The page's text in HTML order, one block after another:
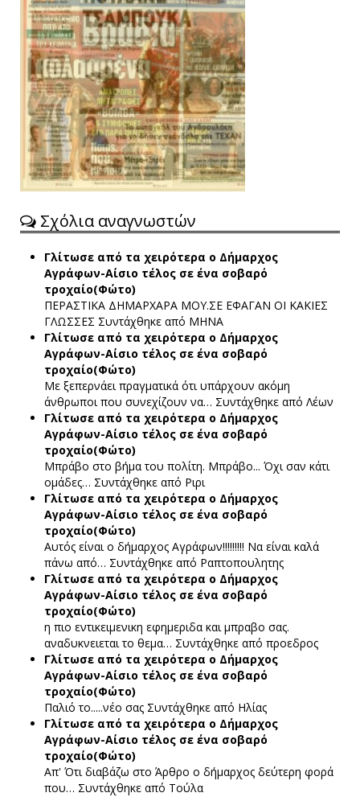
Σχόλια αναγνωστών
Γλίτωσε από τα χειρότερα ο Δήμαρχος
Αγράφων-Αίσιο τέλος σε ένα σοβαρό
τροχαίο(Φώτο)
ΠΕΡΑΣΤΙΚΑ ΔΗΜΑΡΧΑΡΑ ΜΟΥ.ΣΕ ΕΦΑΓΑΝ ΟΙ ΚΑΚΙΕΣ
ΓΛΩΣΣΕΣ Συντάχθηκε από ΜΗΝΑ
Γλίτωσε από τα χειρότερα ο Δήμαρχος
Αγράφων-Αίσιο τέλος σε ένα σοβαρό
τροχαίο(Φώτο)
Με ξεπερνάει πραγματικά ότι υπάρχουν ακόμη
άνθρωποι που συνεχίζουν να… Συντάχθηκε από Λέων
Γλίτωσε από τα χειρότερα ο Δήμαρχος
Αγράφων-Αίσιο τέλος σε ένα σοβαρό
τροχαίο(Φώτο)
Μπράβο στο βήμα του πολίτη. Μπράβο... Όχι σαν κάτι
ομάδες… Συντάχθηκε από Ριρι
Γλίτωσε από τα χειρότερα ο Δήμαρχος
Αγράφων-Αίσιο τέλος σε ένα σοβαρό
τροχαίο(Φώτο)
Αυτός είναι ο δήμαρχος Αγράφων!!!!!!!!! Να είναι καλά
πάνω από… Συντάχθηκε από Ραπτοπουλητης
Γλίτωσε από τα χειρότερα ο Δήμαρχος
Αγράφων-Αίσιο τέλος σε ένα σοβαρό
τροχαίο(Φώτο)
η πιο εντικειμενικη εφημεριδα και μπραβο σας.
αναδυκνειεται το θεμα… Συντάχθηκε από προεδρος
Γλίτωσε από τα χειρότερα ο Δήμαρχος
Αγράφων-Αίσιο τέλος σε ένα σοβαρό
τροχαίο(Φώτο)
Παλιό το.....νέο σας Συντάχθηκε από Ηλίας
Γλίτωσε από τα χειρότερα ο Δήμαρχος
Αγράφων-Αίσιο τέλος σε ένα σοβαρό
τροχαίο(Φώτο)
Απ' Ότι διαβάζω στο Άρθρο ο δήμαρχος δεύτερη φορά
που… Συντάχθηκε από Τούλα